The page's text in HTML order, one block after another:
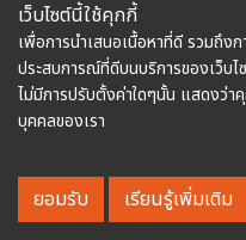
เว็บไซต์นี้ใช้คุกกี้
เพื่อการนำเสนอเนื้อหาที่ดี รวมถึง
ประสบการณ์ที่ดีบนบริการของเว็บไ
ไม่มีการปรับตั้งค่าใดๆนั้น แสดงว่
บุคคลของเรา
ยอมรับ เรียนรู้เพิ่มเติม